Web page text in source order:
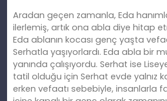
Aradan geçen zamanla, Eda
ilerlemiş, artık ona abla diye hitap
Eda ablanın kocası genç yaşta
Serhatla yaşıyorlardı. Eda abla bir
yanında çalışıyordu. Serhat ise
tatil olduğu için Serhat evde yalnız
erken vefaatı sebebiyle, insanlarla